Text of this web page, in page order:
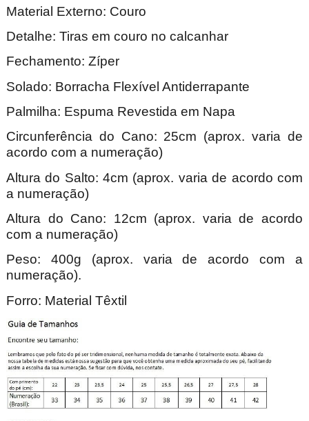
Material Externo: Couro
Detalhe: Tiras em couro no calcanhar
Fechamento: Zíper
Solado: Borracha Flexível Antiderrapante
Palmilha: Espuma Revestida em Napa
Circunferência do Cano: 25cm (aprox. varia de
acordo com a numeração)
Altura do Salto: 4cm (aprox. varia de acordo com
a numeração)
Altura do Cano: 12cm (aprox. varia de acordo
com a numeração)
Peso: 400g (aprox. varia de acordo com a
numeração).
Forro: Material Têxtil